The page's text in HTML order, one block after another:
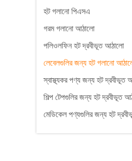
হট গলানো পিএসএ
গরম গলানো আঠালো
পলিওলফিন হট দ্রবীভূত আঠালো
লেবেলগুলির জন্য হট গলানো
স্বাস্থ্যকর পণ্য জন্য হট দ্রবীভূত
শিল্প টেপগুলির জন্য হট দ্রবীভূত
মেডিকেল পণ্যগুলির জন্য হট